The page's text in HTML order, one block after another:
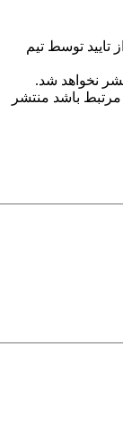
توسط تیم
نخواهد شد.
مرتبط باشد منتشر